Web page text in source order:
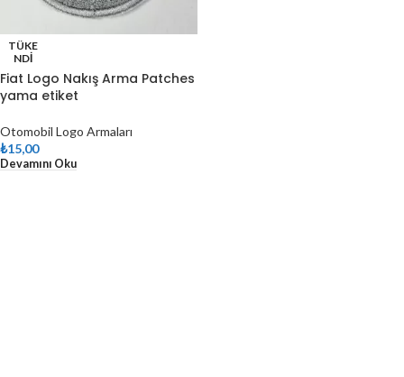
TÜKE
NDI
Fiat Logo Nakış Arma Patches
yama etiket
Otomobil Logo Armaları
₺15,00
Devamını Oku